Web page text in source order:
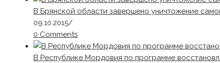
В Брянской области завершено уничтожение
09.10.2015/
0 Comments
В Республике Мордовия по программе